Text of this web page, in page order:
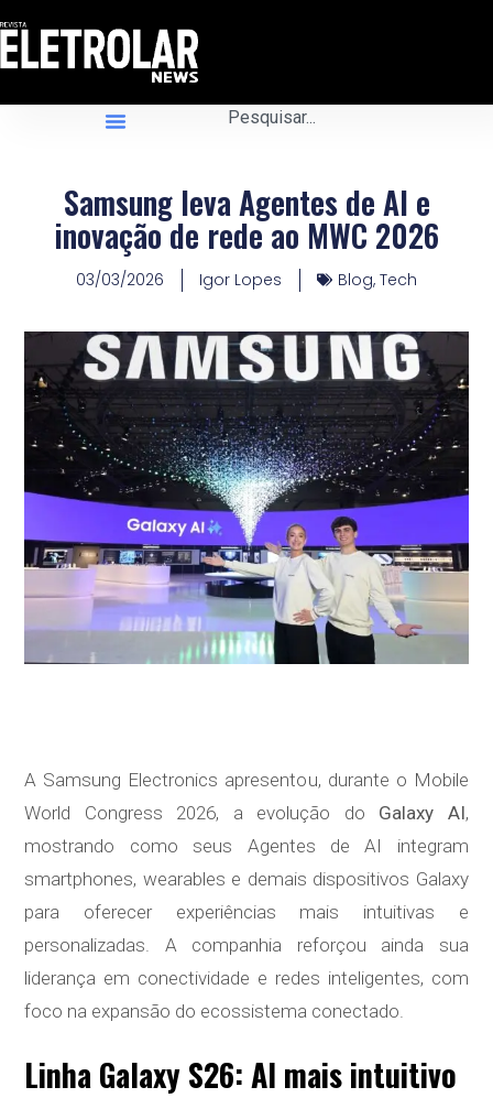
Samsung leva Agentes de AI e
inovação de rede ao MWC 2026
03/03/2026 Igor Lopes Blog, Tech
A Samsung Electronics apresentou, durante o Mobile
World Congress 2026, a evolução do Galaxy AI,
mostrando como seus Agentes de AI integram
smartphones, wearables e demais dispositivos Galaxy
para oferecer experiências mais intuitivas e
personalizadas. A companhia reforçou ainda sua
liderança em conectividade e redes inteligentes, com
foco na expansão do ecossistema conectado.
Linha Galaxy S26: AI mais intuitivo